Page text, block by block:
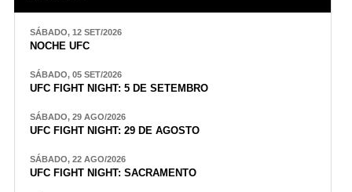
SÁBADO, 12 SET/2026
NOCHE UFC
SÁBADO, 05 SET/2026
UFC FIGHT NIGHT: 5 DE SETEMBRO
SÁBADO, 29 AGO/2026
UFC FIGHT NIGHT: 29 DE AGOSTO
SÁBADO, 22 AGO/2026
UFC FIGHT NIGHT: SACRAMENTO